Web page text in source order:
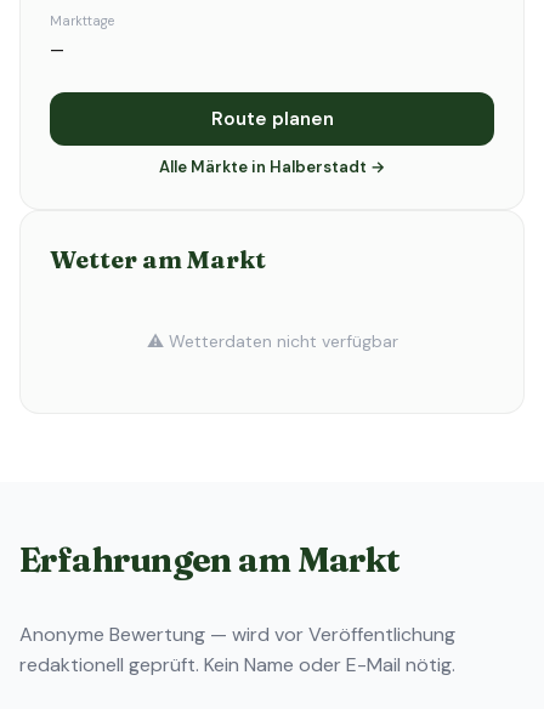
Markttage
—
Route planen
Alle Märkte in Halberstadt →
Wetter am Markt
⚠️ Wetterdaten nicht verfügbar
Erfahrungen am Markt
Anonyme Bewertung — wird vor Veröffentlichung
redaktionell geprüft. Kein Name oder E-Mail nötig.